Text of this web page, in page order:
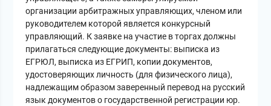
организации арбитражных управляющих, членом или
руководителем которой является конкурсный
управляющий. К заявке на участие в торгах должны
прилагаться следующие документы: выписка из
ЕГРЮЛ, выписка из ЕГРИП, копии документов,
удостоверяющих личность (для физического лица),
надлежащим образом заверенный перевод на русский
язык документов о государственной регистрации юр.